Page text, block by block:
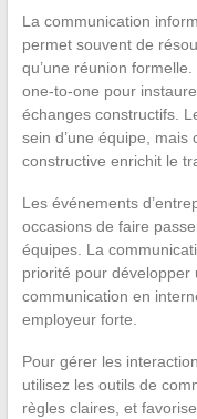
La communication
permet souvent de
qu’une réunion
one-to-one pour
échanges constructifs.
sein d’une équipe,
constructive enrichit le
Les événements
occasions de faire
équipes. La
priorité pour développer
communication en
employeur forte.
Pour gérer les
utilisez les outils de
règles claires, et